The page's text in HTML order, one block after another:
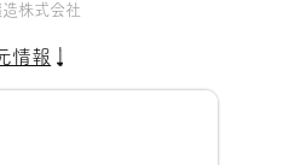
株式会社
情報